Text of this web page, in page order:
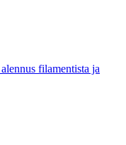
filamentista ja